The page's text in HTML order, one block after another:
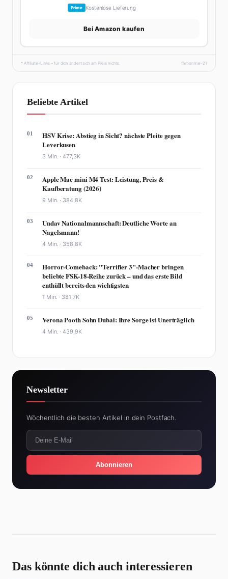
Prime Kostenlose Lieferung
Bei Amazon kaufen
* Affiliate-Links – für dich ändert sich am Preis nichts. fhmonline-21
Beliebte Artikel
01
HSV Krise: Abstieg in Sicht? nächste Pleite gegen
Leverkusen
3 Min. ·477,3K
02
Apple Mac mini M4 Test: Leistung, Preis &
Kaufberatung (2026)
9 Min. · 384,8K
03
Undav Nationalmannschaft: Deutliche Worte an
Nagelsmann!
4 Min. · 358,8K
04
Horror-Comeback: "Terrifier 3"-Macher bringen
beliebte FSK-18-Reihe zurück – und das erste Bild
enthüllt bereits den wichtigsten
1 Min. · 381,7K
05 Verona Pooth Sohn Dubai: Ihre Sorge ist Unerträglich
4 Min. ·439,9K
Newsletter
Wöchentlich die besten Artikel in dein Postfach.
Abonnieren
Das könnte dich auch interessieren